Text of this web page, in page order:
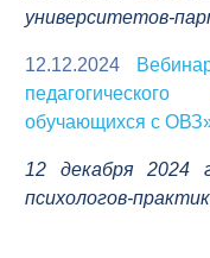
университетов-
12.12.2024
обучающихся с
12 декабря 2024
психологов-